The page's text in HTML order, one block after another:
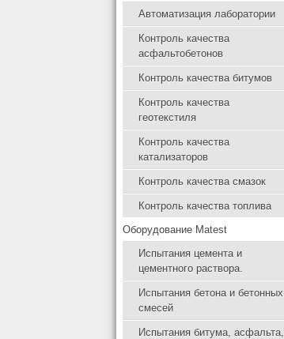
Автоматизация лаборатории
Контроль качества
асфальтобетонов
Контроль качества битумов
Контроль качества
геотекстиля
Контроль качества
катализаторов
Контроль качества смазок
Контроль качества топлива
Оборудование Matest
Испытания цемента и
цементного раствора.
Испытания бетона и бетонных
смесей
Испытания битума, асфальта,